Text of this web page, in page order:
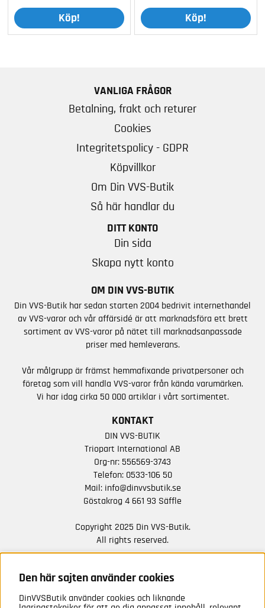
Köp! Köp!
VANLIGA FRÅGOR
Betalning, frakt och returer
Cookies
Integritetspolicy - GDPR
Köpvillkor
Om Din VVS-Butik
Så här handlar du
DITT KONTO
Din sida
Skapa nytt konto
OM DIN VVS-BUTIK
Din VVS-Butik har sedan starten 2004 bedrivit internethandel
av VVS-varor och vår affärsidé är att marknadsföra ett brett
sortiment av VVS-varor på nätet till marknadsanpassade
priser med hemleverans.
Vår målgrupp är främst hemmafixande privatpersoner och
företag som vill handla VVS-varor från kända varumärken.
Vi har idag cirka 50 000 artiklar i vårt sortimentet.
KONTAKT
DIN VVS-BUTIK
Triopart International AB
Org-nr: 556569-3743
Telefon: 0533-106 50
Mail: info@dinvvsbutik.se
Göstakrog 4 661 93 Säffle
Copyright 2025 Din VVS-Butik.
All rights reserved.
NYHETER FRÅN OSS
Den här sajten använder cookies
DinVVSButik använder cookies och liknande